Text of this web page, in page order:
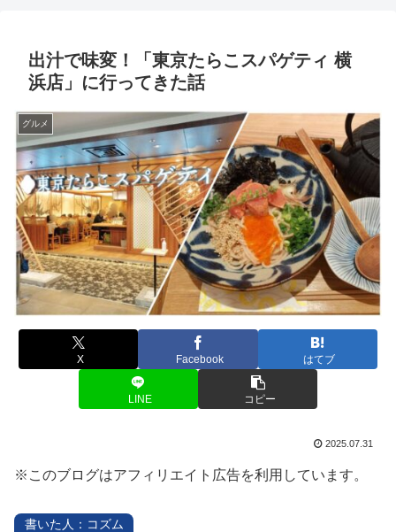
出汁で味変！「東京たらこスパゲティ 横
浜店」に行ってきた話
グルメ
X Facebook はてブ
LINE コピー
2025.07.31
※このブログはアフィリエイト広告を利用しています。
書いた人：コズム